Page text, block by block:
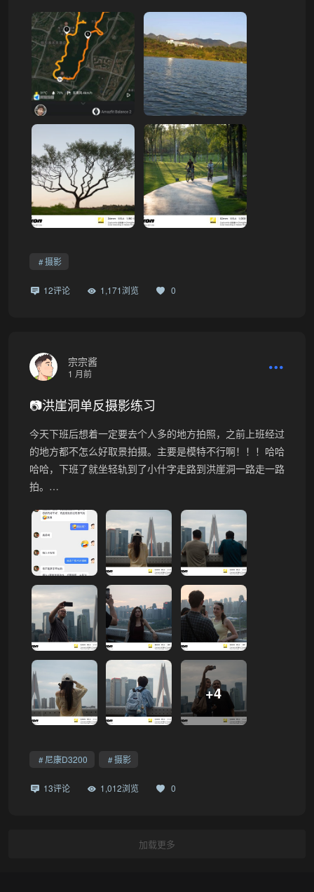
摄影
12评论 1,171浏览 0
宗宗酱
1 月前
📷洪崖洞单反摄影练习
今天下班后想着一定要去个人多的地方拍照，之前上班经过
的地方都不怎么好取景拍摄。主要是模特不行啊！！！哈哈
哈哈，下班了就坐轻轨到了小什字走路到洪崖洞一路走一路
拍。…
+4
尼康D3200 摄影
13评论 1,012浏览 0
加载更多